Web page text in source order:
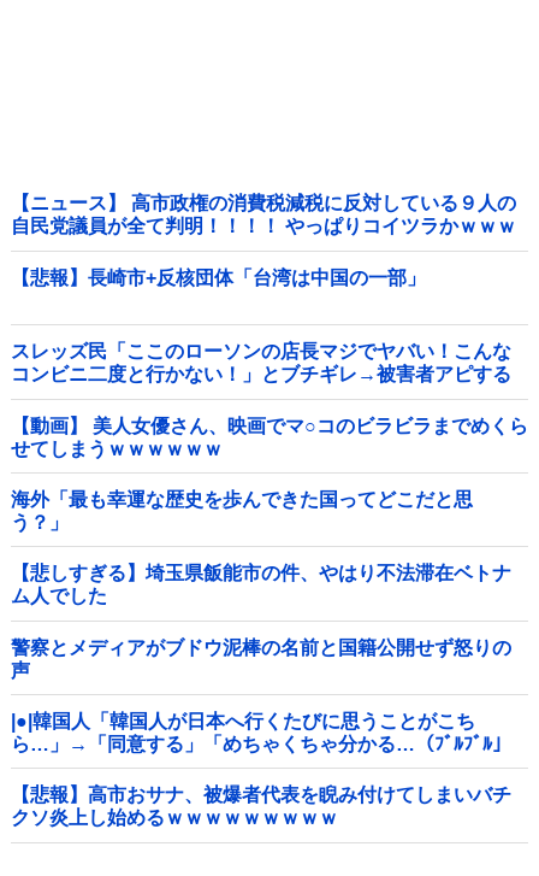
【ニュース】 高市政権の消費税減税に反対している９人の
自民党議員が全て判明！！！！ やっぱりコイツラかｗｗｗ
ｗｗ
【悲報】長崎市+反核団体「台湾は中国の一部」
スレッズ民「ここのローソンの店長マジでヤバい！こんな
コンビニ二度と行かない！」とブチギレ→被害者アピする
も「ヤバイのはお前だよ」とツッコミ殺到ｗｗｗｗｗｗｗ
他
【動画】 美人女優さん、映画でマ○コのビラビラまでめくら
せてしまうｗｗｗｗｗｗ
海外「最も幸運な歴史を歩んできた国ってどこだと思
う？」
【悲しすぎる】埼玉県飯能市の件、やはり不法滞在ベトナ
ム人でした
警察とメディアがブドウ泥棒の名前と国籍公開せず怒りの
声
|●|韓国人「韓国人が日本へ行くたびに思うことがこち
ら…」→「同意する」「めちゃくちゃ分かる…（ﾌﾞﾙﾌﾞﾙ」
＝韓国の反応
【悲報】高市おサナ、被爆者代表を睨み付けてしまいバチ
クソ炎上し始めるｗｗｗｗｗｗｗｗｗ